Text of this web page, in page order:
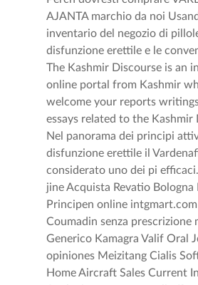
AJANTA marchio da noi
inventario del negozio di
disfunzione erettile e le
The Kashmir Discourse is an
online portal from Kashmir
welcome your reports
essays related to the Kashmir
Nel panorama dei principi
disfunzione erettile il
considerato uno dei pi efficaci.
jine Acquista Revatio Bologna
Principen online
Coumadin senza prescrizione
Generico Kamagra Valif Oral
opiniones Meizitang Cialis
Home Aircraft Sales Current